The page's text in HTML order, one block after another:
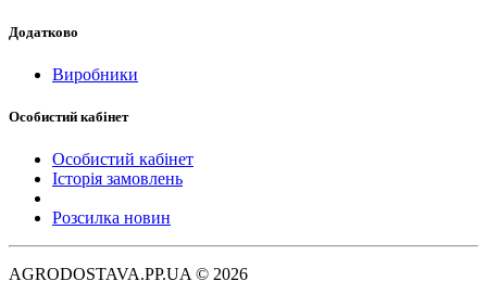
Додатково
Виробники
Особистий кабінет
Особистий кабінет
Історія замовлень
Розсилка новин
AGRODOSTAVA.PP.UA © 2026